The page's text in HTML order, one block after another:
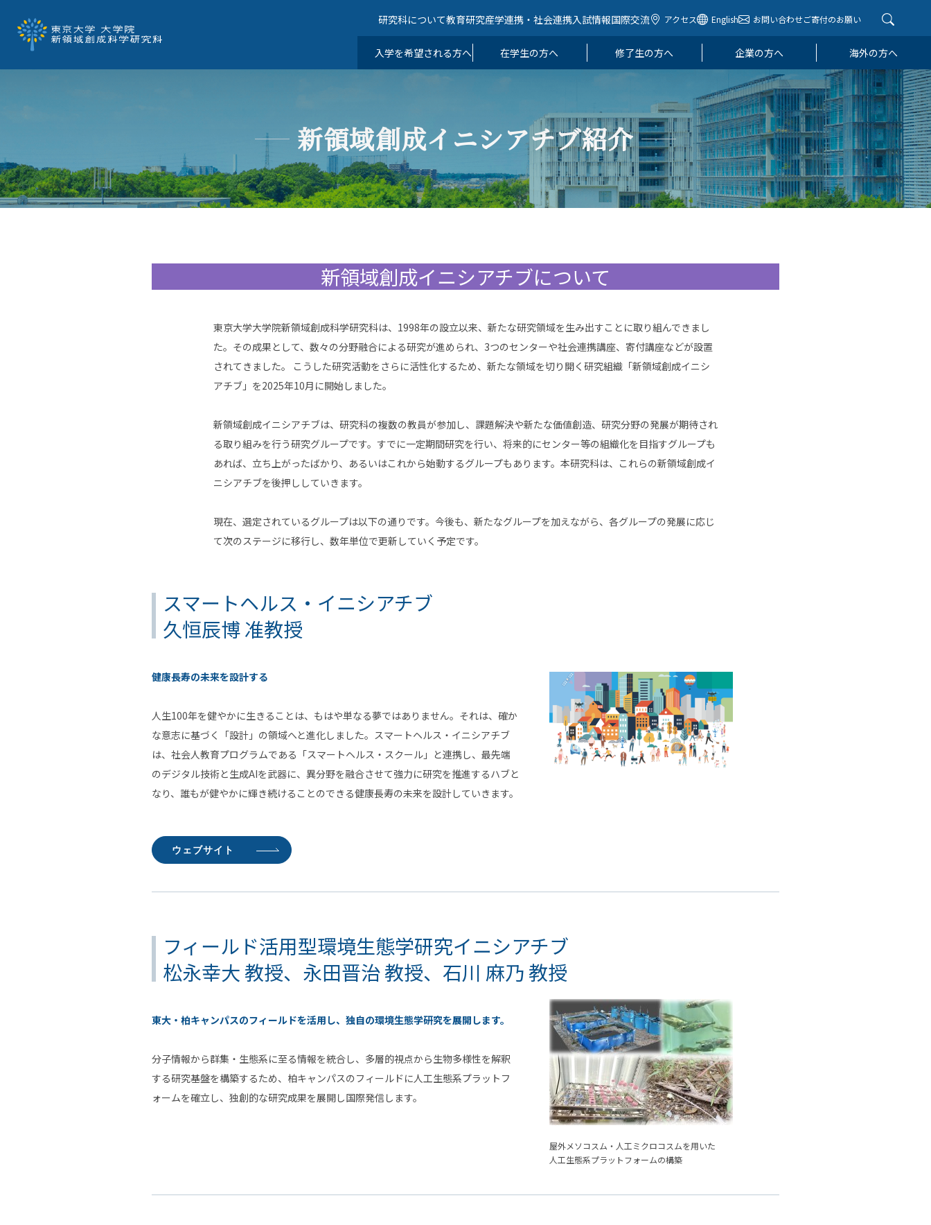
研究科について教育研究産学連携・社会連携入試情報国際交流 アクセス English お問い合わせご寄付のお願い
入学を希望される方へ 在学生の方へ 修了生の方へ 企業の方へ 海外の方へ
新領域創成イニシアチブ紹介
新領域創成イニシアチブについて
東京大学大学院新領域創成科学研究科は、1998年の設立以来、新たな研究領域を生み出すことに取り組んできまし
た。その成果として、数々の分野融合による研究が進められ、3つのセンターや社会連携講座、寄付講座などが設置
されてきました。 こうした研究活動をさらに活性化するため、新たな領域を切り開く研究組織「新領域創成イニシ
アチブ」を2025年10月に開始しました。
新領域創成イニシアチブは、研究科の複数の教員が参加し、課題解決や新たな価値創造、研究分野の発展が期待され
る取り組みを行う研究グループです。すでに一定期間研究を行い、将来的にセンター等の組織化を目指すグループも
あれば、立ち上がったばかり、あるいはこれから始動するグループもあります。本研究科は、これらの新領域創成イ
ニシアチブを後押ししていきます。
現在、選定されているグループは以下の通りです。今後も、新たなグループを加えながら、各グループの発展に応じ
て次のステージに移行し、数年単位で更新していく予定です。
スマートヘルス・イニシアチブ
久恒辰博 准教授
健康長寿の未来を設計する
人生100年を健やかに生きることは、もはや単なる夢ではありません。それは、確か
な意志に基づく「設計」の領域へと進化しました。スマートヘルス・イニシアチブ
は、社会人教育プログラムである「スマートヘルス・スクール」と連携し、最先端
のデジタル技術と生成AIを武器に、異分野を融合させて強力に研究を推進するハブと
なり、誰もが健やかに輝き続けることのできる健康長寿の未来を設計していきます。
ウェブサイト
フィールド活用型環境生態学研究イニシアチブ
松永幸大 教授、永田晋治 教授、石川 麻乃 教授
屋外メソコスム・人工ミクロコスムを用いた
人工生態系プラットフォームの構築
東大・柏キャンパスのフィールドを活用し、独自の環境生態学研究を展開します。
分子情報から群集・生態系に至る情報を統合し、多層的視点から生物多様性を解釈
する研究基盤を構築するため、柏キャンパスのフィールドに人工生態系プラットフ
ォームを確立し、独創的な研究成果を展開し国際発信します。